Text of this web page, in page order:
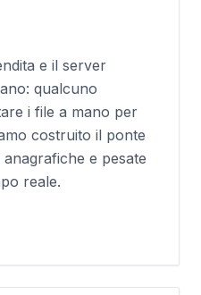
e il server
qualcuno
i file a mano per
costruito il ponte
e pesate
reale.